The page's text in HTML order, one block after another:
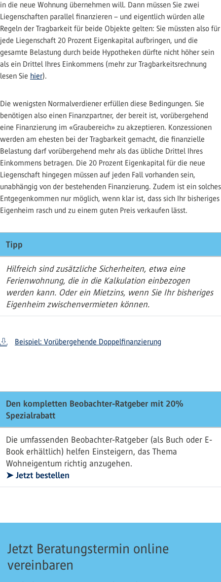
in die neue Wohnung übernehmen will. Dann müssen Sie zwei
Liegenschaften parallel finanzieren – und eigentlich würden alle
Regeln der Tragbarkeit für beide Objekte gelten: Sie müssten also für
jede Liegenschaft 20 Prozent Eigenkapital aufbringen, und die
gesamte Belastung durch beide Hypotheken dürfte nicht höher sein
als ein Drittel Ihres Einkommens (mehr zur Tragbarkeitsrechnung
lesen Sie hier).
Die wenigsten Normalverdiener erfüllen diese Bedingungen. Sie
benötigen also einen Finanzpartner, der bereit ist, vorübergehend
eine Finanzierung im «Graubereich» zu akzeptieren. Konzessionen
werden am ehesten bei der Tragbarkeit gemacht, die finanzielle
Belastung darf vorübergehend mehr als das übliche Drittel Ihres
Einkommens betragen. Die 20 Prozent Eigenkapital für die neue
Liegenschaft hingegen müssen auf jeden Fall vorhanden sein,
unabhängig von der bestehenden Finanzierung. Zudem ist ein solches
Entgegenkommen nur möglich, wenn klar ist, dass sich Ihr bisheriges
Eigenheim rasch und zu einem guten Preis verkaufen lässt.
Tipp
Hilfreich sind zusätzliche Sicherheiten, etwa eine
Ferienwohnung, die in die Kalkulation einbezogen
werden kann. Oder ein Mietzins, wenn Sie Ihr bisheriges
Eigenheim zwischenvermieten können.
Beispiel: Vorübergehende Doppelfinanzierung
Den kompletten Beobachter-Ratgeber mit 20%
Spezialrabatt
Die umfassenden Beobachter-Ratgeber (als Buch oder E-
Book erhältlich) helfen Einsteigern, das Thema
Wohneigentum richtig anzugehen.
➤ Jetzt bestellen
Jetzt Beratungstermin online
vereinbaren